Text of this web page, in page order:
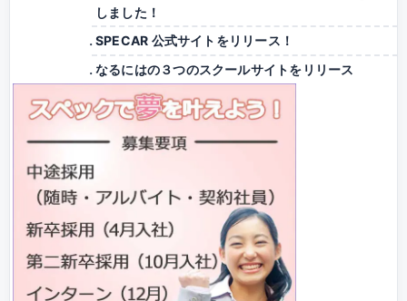
しました！
SPECAR 公式サイトをリリース！
なるにはの３つのスクールサイトをリリース